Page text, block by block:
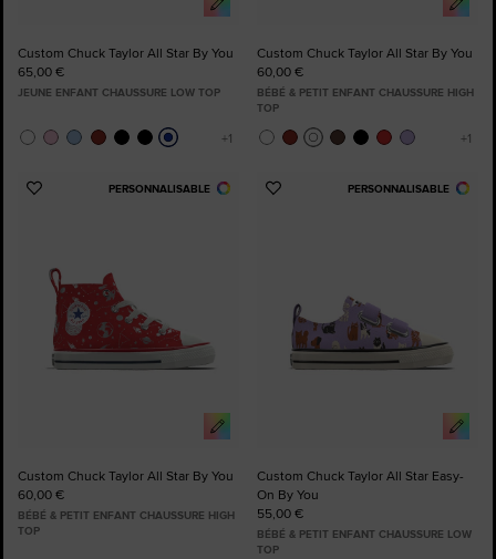
Custom Chuck Taylor All Star By You
65,00 €
JEUNE ENFANT CHAUSSURE LOW TOP
Custom Chuck Taylor All Star By You
60,00 €
BÉBÉ & PETIT ENFANT CHAUSSURE HIGH
TOP
PERSONNALISABLE
Ajouter
Custom Chuck Taylor All Star By You
60,00 €
BÉBÉ & PETIT ENFANT CHAUSSURE HIGH
TOP
PERSONNALISABLE
Ajouter
Custom Chuck Taylor All Star Easy-
On By You
55,00 €
BÉBÉ & PETIT ENFANT CHAUSSURE LOW
TOP